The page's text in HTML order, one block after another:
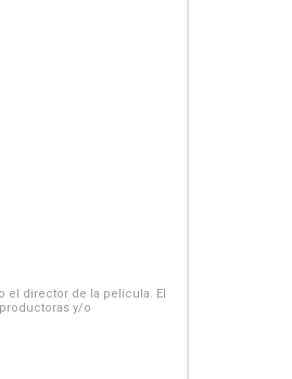
el director de la película. El
y/o